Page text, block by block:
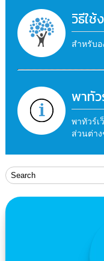
วิธีใช้
สำหรับ
พาทัว
พาทัวร์เ
ส่วนต่า